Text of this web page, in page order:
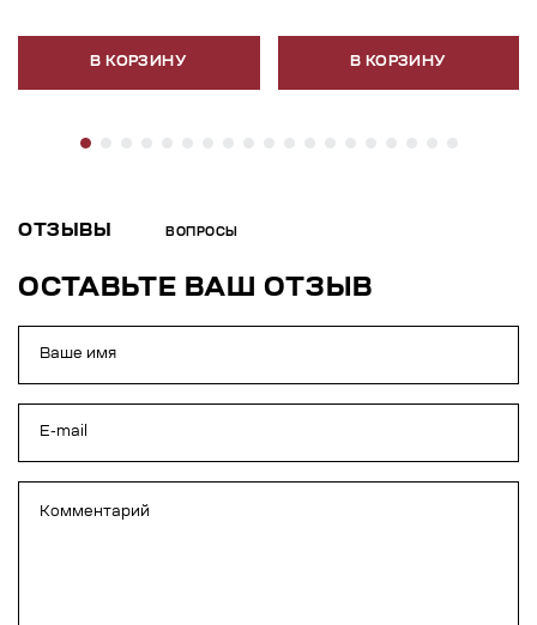
В КОРЗИНУ В КОРЗИНУ
ОТЗЫВЫ ВОПРОСЫ
ОСТАВЬТЕ ВАШ ОТЗЫВ